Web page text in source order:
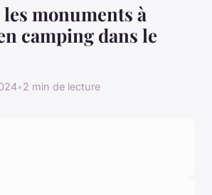
monuments à
camping dans le
•2 min de lecture